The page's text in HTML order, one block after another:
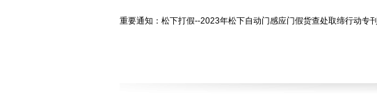
重要通知：松下打假--2023年松下自动门感应门假货查处取缔行动专刊